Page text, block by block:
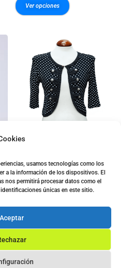
usamos tecnologías como los
a la información de los dispositivos. El
nos permitirá procesar datos como el
únicas en este sitio.
Aceptar
Ver opciones
Torera Gredel G-0430021
12.50€ 5.00€